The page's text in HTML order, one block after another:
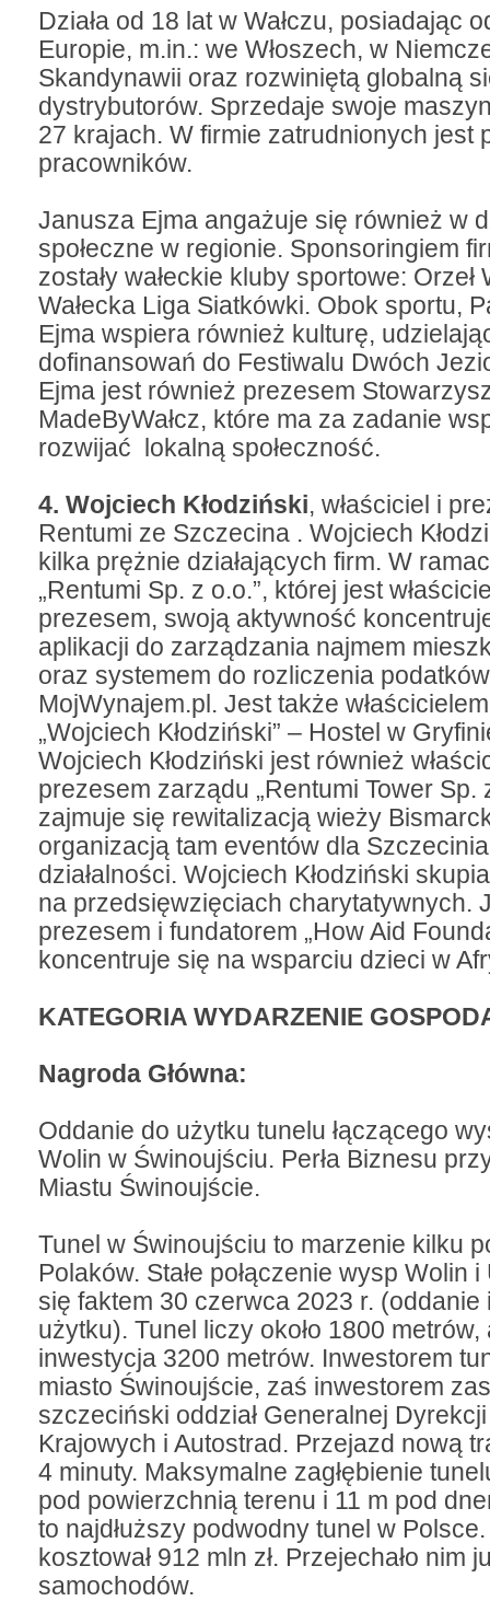
Działa od 18 lat w Wałczu, posiadając
Europie, m.in.: we Włoszech, w
Skandynawii oraz rozwiniętą globalną
dystrybutorów. Sprzedaje swoje
27 krajach. W firmie zatrudnionych jest
pracowników.
Janusza Ejma angażuje się również w
społeczne w regionie. Sponsoringiem
zostały wałeckie kluby sportowe: Orzeł
Wałecka Liga Siatkówki. Obok sportu,
Ejma wspiera również kulturę,
dofinansowań do Festiwalu Dwóch
Ejma jest również prezesem
MadeByWałcz, które ma za zadanie
rozwijać lokalną społeczność.
4. Wojciech Kłodziński, właściciel i
Rentumi ze Szczecina . Wojciech
kilka prężnie działających firm. W
„Rentumi Sp. z o.o.”, której jest
prezesem, swoją aktywność
aplikacji do zarządzania najmem
oraz systemem do rozliczenia podatków
MojWynajem.pl. Jest także
„Wojciech Kłodziński” – Hostel w
Wojciech Kłodziński jest również
prezesem zarządu „Rentumi Tower Sp.
zajmuje się rewitalizacją wieży
organizacją tam eventów dla
działalności. Wojciech Kłodziński
na przedsięwzięciach charytatywnych.
prezesem i fundatorem „How Aid
koncentruje się na wsparciu dzieci w
KATEGORIA WYDARZENIE
Nagroda Główna:
Oddanie do użytku tunelu łączącego
Wolin w Świnoujściu. Perła Biznesu
Miastu Świnoujście.
Tunel w Świnoujściu to marzenie kilku
Polaków. Stałe połączenie wysp Wolin i
się faktem 30 czerwca 2023 r. (oddanie
użytku). Tunel liczy około 1800 metrów,
inwestycja 3200 metrów. Inwestorem
miasto Świnoujście, zaś inwestorem
szczeciński oddział Generalnej
Krajowych i Autostrad. Przejazd nową
4 minuty. Maksymalne zagłębienie
pod powierzchnią terenu i 11 m pod
to najdłuższy podwodny tunel w
kosztował 912 mln zł. Przejechało nim
samochodów.